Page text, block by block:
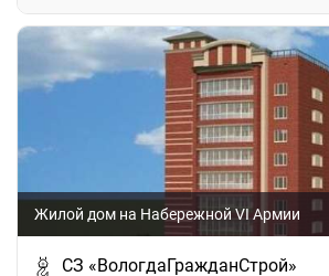
Жилой дом на Набережной VI Армии
СЗ «ВологдаГражданСтрой»